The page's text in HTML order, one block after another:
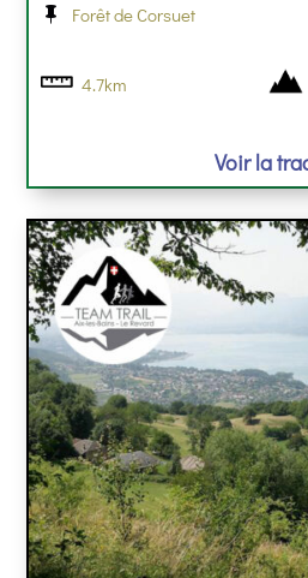
Forêt de Corsuet
4.7km
Voir la